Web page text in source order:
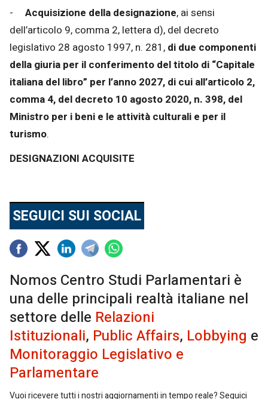
- Acquisizione della designazione, ai sensi
dell’articolo 9, comma 2, lettera d), del decreto
legislativo 28 agosto 1997, n. 281, di due componenti
della giuria per il conferimento del titolo di “Capitale
italiana del libro” per l’anno 2027, di cui all’articolo 2,
comma 4, del decreto 10 agosto 2020, n. 398, del
Ministro per i beni e le attività culturali e per il
turismo.
DESIGNAZIONI ACQUISITE
SEGUICI SUI SOCIAL
Nomos Centro Studi Parlamentari è
una delle principali realtà italiane nel
settore delle Relazioni
Istituzionali, Public Affairs, Lobbying e
Monitoraggio Legislativo e
Parlamentare
Vuoi ricevere tutti i nostri aggiornamenti in tempo reale? Seguici